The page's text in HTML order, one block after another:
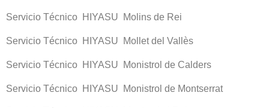
Servicio Técnico HIYASU Molins de Rei
Servicio Técnico HIYASU Mollet del Vallès
Servicio Técnico HIYASU Monistrol de Calders
Servicio Técnico HIYASU Monistrol de Montserrat